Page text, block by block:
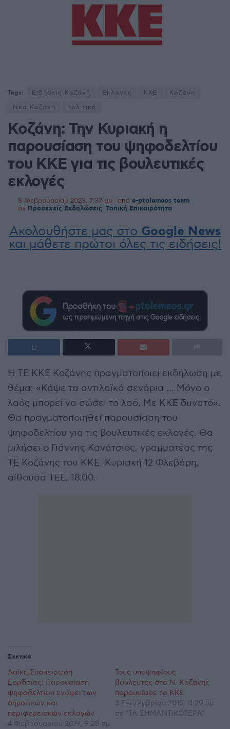
Tags: Ειδήσεις Κοζάνη Εκλογές ΚΚΕ
Κοζάνη
Νέα Κοζάνη
πολιτική
Κοζάνη: Την Κυριακή η
παρουσίαση του ψηφοδελτίου
του ΚΚΕ για τις βουλευτικές
εκλογές
8 Φεβρουαρίου 2023, 7:37 μμ από e-ptolemeos team
σε Προσεχείς Εκδηλώσεις Τοπική Επικαιρότητα
Ακολουθήστε μας στο Google News
και μάθετε πρώτοι όλες τις ειδήσεις!
Η ΤΕ ΚΚΕ Κοζάνης πραγματοποιεί εκδήλωση με
θέμα: «Κάψε τα αντιλαϊκά σενάρια … Μόνο ο
λαός μπορεί να σώσει το λαό. Με ΚΚΕ δυνατό».
Θα πραγματοποιηθεί παρουσίαση του
ψηφοδελτίου για τις βουλευτικές εκλογές. Θα
μιλήσει ο Γιάννης Κανάτσιος, γραμματέας της
ΤΕ Κοζάνης του ΚΚΕ. Κυριακή 12 Φλεβάρη,
αίθουσα ΤΕΕ, 18.00.
Σχετικά
Λαϊκή Συσπείρωση
Εορδαίας: Παρουσίαση
ψηφοδελτίου ενόψει των
δημοτικών και
περιφερειακών εκλογών
4 Φεβρουαρίου 2019, 9:28 πμ
Τους υποψηφίους
βουλευτές στο Ν. Κοζάνης
παρουσίασε τo ΚΚΕ
3 Σεπτεμβρίου 2015, 11:29 πμ
σε "ΤΑ ΣΗΜΑΝΤΙΚΟΤΕΡΑ"